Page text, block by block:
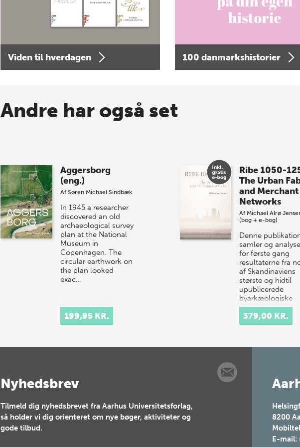
Viden til hverdagen 100 danmarkshistorier
Andre har også set
Aggersborg
(eng.)
Af Søren Michael Sindbæk
In 1945 a researcher
discovered an old
archaeological survey
plan at the National
Museum in
Copenhagen. The
circular earthwork on
the plan looked
exac…
199,95 KR.
Ribe 1050-
The Urban
and Merchant
Networks
Af Michael Alrø
(bog + e-bog)
Denne
samler og
for første gang
resultaterne fra
af Skandinaviens
største og hidtil
upublicerede
byarkæologiske
udgravnin…
379,00 KR.
Nyhedsbrev
Tilmeld dig nyhedsbrevet fra Aarhus Universitetsforlag,
så holder vi dig orienteret om nye bøger, aktiviteter og
gode tilbud.
8200
E-mail: